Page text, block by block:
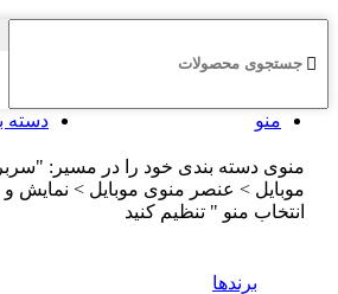
منو دسته
منوی دسته بندی خود را در مسیر:
موبایل > عنصر منوی موبایل > نمایش
انتخاب منو " تنظیم کنید
برندها